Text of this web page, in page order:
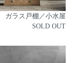
ガラス戸棚／小水屋
SOLD OUT